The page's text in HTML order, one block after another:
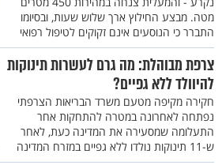
מטה. מבצע החילוץ ארך שלוש שעות, ובסיומו
התברר כי הנוסעים אינם זקוקים לטיפול רפואי
צרפת מבוהלת: מה גרם לעשרות תינוקות
להיוולד ללא גפיים?
חקירה מקיפה מטעם משרד הבריאות הצרפתי
נפתחה לאחרונה במטרה להתחקות אחר
התעלומה שמסעירה את המדינה כעת, לאחר
ש-11 תינוקות נולדו ללא גפיים במזרח המדינה